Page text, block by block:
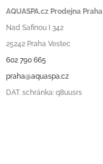
AQUASPA.cz Prodejna Praha
Nad Safinou I 342
25242 Praha Vestec
602 790 665
praha@aquaspa.cz
DAT. schránka: q8uusrs